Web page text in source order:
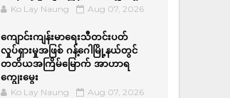
Ko Lay Naung Aug 07, 2026
ကျောင်းကျန်းမာရေးသီတင်းပတ်
လှုပ်ရှားမှုအဖြစ် ဂန့်ဂေါမြို့နယ်တွင်
တတိယအကြိမ်မြောက် အာဟာရ
ကျွေးမွေး
Ko Lay Naung Aug 07, 2026